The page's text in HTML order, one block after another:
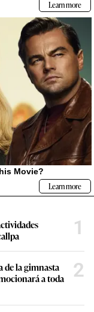
1
de la gimnasta
a toda
2